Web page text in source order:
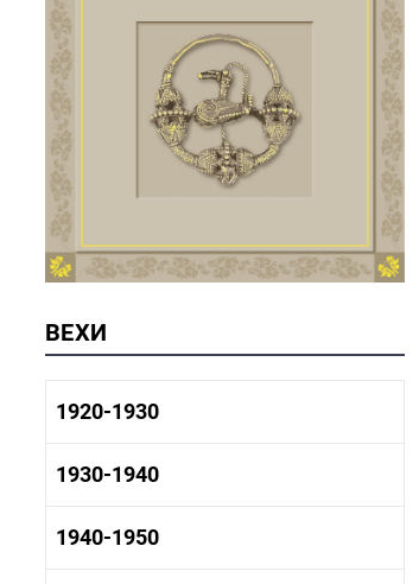
ВЕХИ
1920-1930
1920-1930 история
1920-1930 культура
1930-1940
1930-1940 история
1930-1940 культура
1940-1950